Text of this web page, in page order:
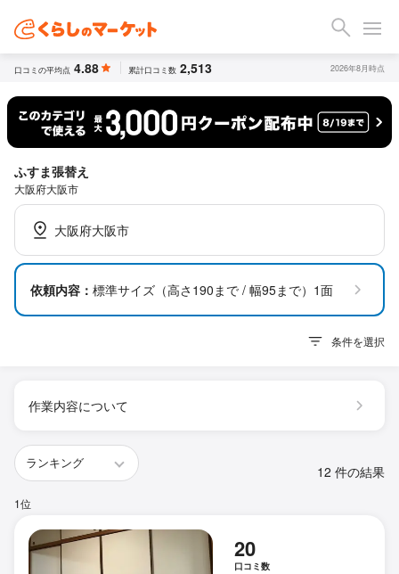
口コミの平均点 4.88 累計口コミ数 2,513 2026年8月時点
ふすま張替え
大阪府大阪市
大阪府大阪市
依頼内容： 標準サイズ（高さ190まで / 幅95まで）1面
条件を選択
作業内容について
12 件の結果
1位
20
口コミ数